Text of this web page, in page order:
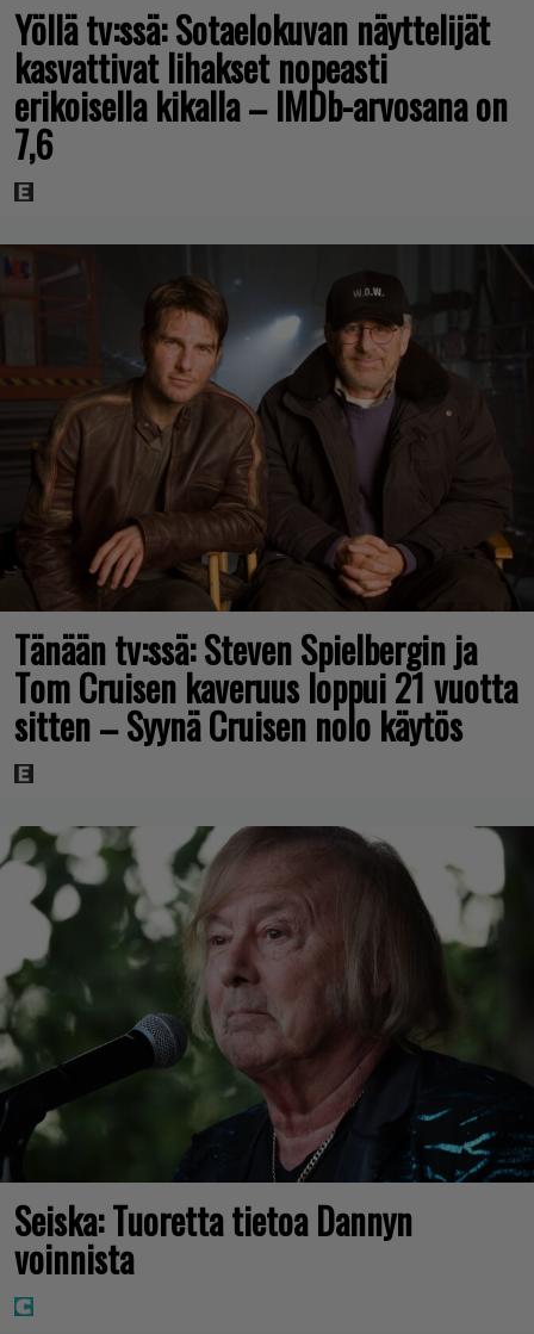
Yöllä tv:ssä: Sotaelokuvan näyttelijät
kasvattivat lihakset nopeasti
erikoisella kikalla – IMDb-arvosana on
7,6
Tänään tv:ssä: Steven Spielbergin ja
Tom Cruisen kaveruus loppui 21 vuotta
sitten – Syynä Cruisen nolo käytös
Seiska: Tuoretta tietoa Dannyn
voinnista